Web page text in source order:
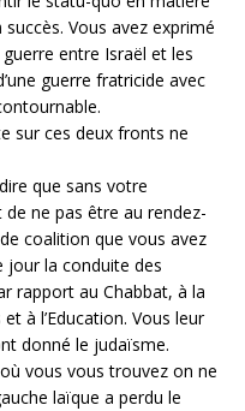
Vous avez exprimé
entre Israël et les
guerre fratricide avec
sur ces deux fronts ne
que sans votre
ne pas être au rendez-
coalition que vous avez
jour la conduite des
rapport au Chabbat, à la
à l’Education. Vous leur
donné le judaïsme.
vous vous trouvez on ne
laïque a perdu le